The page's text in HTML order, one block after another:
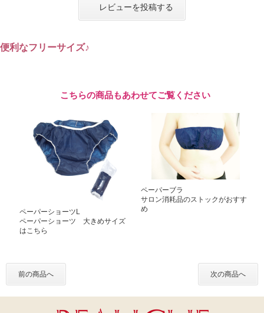
レビューを投稿する
便利なフリーサイズ♪
こちらの商品もあわせてご覧ください
ペーパーショーツL
ペーパーショーツ 大きめサイズ
はこちら
ペーパーブラ
サロン消耗品のストックがおすす
め
前の商品へ 次の商品へ